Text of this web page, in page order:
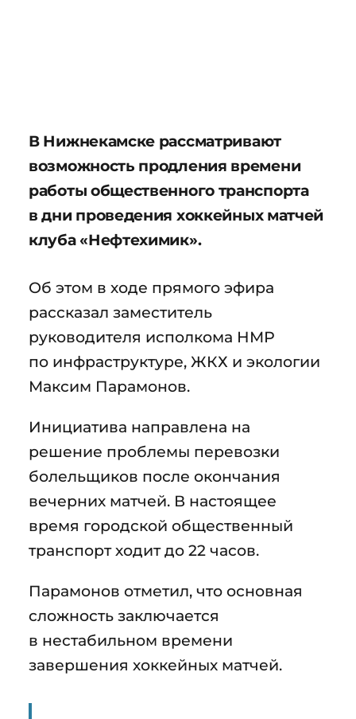
В Нижнекамске рассматривают
возможность продления времени
работы общественного транспорта
в дни проведения хоккейных матчей
клуба «Нефтехимик».
Об этом в ходе прямого эфира
рассказал заместитель
руководителя исполкома НМР
по инфраструктуре, ЖКХ и экологии
Максим Парамонов.
Инициатива направлена на
решение проблемы перевозки
болельщиков после окончания
вечерних матчей. В настоящее
время городской общественный
транспорт ходит до 22 часов.
Парамонов отметил, что основная
сложность заключается
в нестабильном времени
завершения хоккейных матчей.